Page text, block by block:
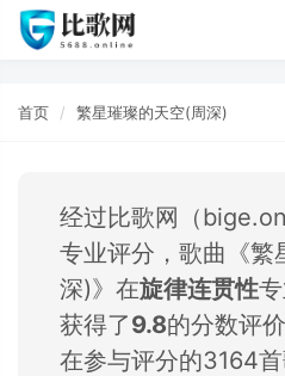
首页 繁星璀璨的天空(周深)
经过比歌网（
专业评分，歌曲《繁
深)》在旋律连贯性
获得了9.8的分数评价
在参与评分的3164